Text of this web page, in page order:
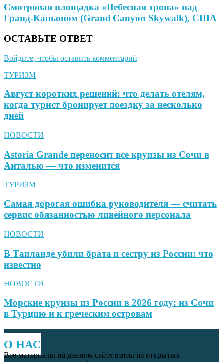
Смотровая площадка «Небесная тропа» над
Гранд-Каньоном (Grand Canyon Skywalk), США
ОСТАВЬТЕ ОТВЕТ
Войдите, чтобы оставить комментарий
ТУРИЗМ
Август коротких решений: что делать отелям,
когда турист бронирует поездку за несколько
дней
НОВОСТИ
Astoria Grande переносит все круизы из Сочи в
Анталью — что изменится
ТУРИЗМ
Самая дорогая ошибка руководителя — считать
сервис обязанностью линейного персонала
НОВОСТИ
В Таиланде убили брата и сестру из России: что
известно
НОВОСТИ
Морские круизы из России в 2026 году: из Сочи
в Турцию и к греческим островам
О НАС
Все материалы на данном сайте взяты из открытых